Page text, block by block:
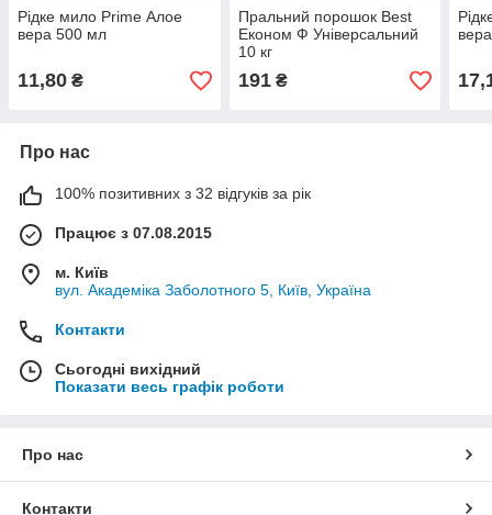
Рідке мило Prime Алое
вера 500 мл
11,80 ₴
Пральний порошок Best
Економ Ф Універсальний
10 кг
191₴
Про нас
100% позитивних з 32 відгуків за рік
Працює з 07.08.2015
м. Київ
вул. Академіка Заболотного 5, Київ, Україна
Контакти
Сьогодні вихідний
Показати весь графік роботи
Про нас
Контакти